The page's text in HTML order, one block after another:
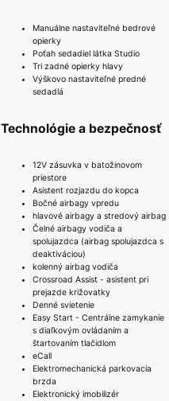
Manuálne nastaviteľné bedrové
opierky
Poťah sedadiel látka Studio
Tri zadné opierky hlavy
Výškovo nastaviteľné predné
sedadlá
Technológie a bezpečnosť
12V zásuvka v batožinovom
priestore
Asistent rozjazdu do kopca
Bočné airbagy vpredu
hlavové airbagy a stredový airbag
Čelné airbagy vodiča a
spolujazdca (airbag spolujazdca s
deaktiváciou)
kolenný airbag vodiča
Crossroad Assist - asistent pri
prejazde križovatky
Denné svietenie
Easy Start - Centrálne zamykanie
s diaľkovým ovládaním a
štartovaním tlačidlom
eCall
Elektromechanická parkovacia
brzda
Elektronický imobilizér